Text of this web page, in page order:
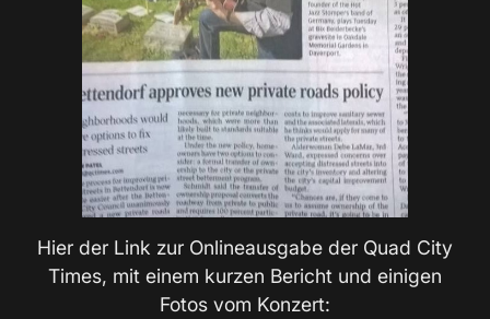
Hier der Link zur Onlineausgabe der Quad City
Times, mit einem kurzen Bericht und einigen
Fotos vom Konzert: